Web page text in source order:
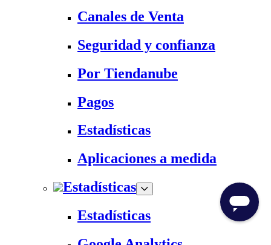
Canales de Venta
Seguridad y confianza
Por Tiendanube
Pagos
Estadísticas
Aplicaciones a medida
Estadísticas
Estadísticas